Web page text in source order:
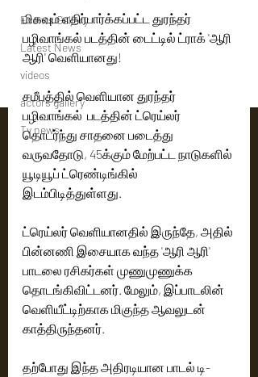
Events Gallery
Latest News
videos
actors gallery
Tv news
மிகவும் எதிர்பார்க்கப்பட்ட துரந்தர்
பழிவாங்கல் படத்தின் டைட்டில் ட்ராக் 'ஆரி
ஆரி' வெளியானது!
சமீபத்தில் வெளியான துரந்தர்
பழிவாங்கல்  படத்தின் ட்ரெய்லர்
தொடர்ந்து சாதனை படைத்து
வருவதோடு, 45க்கும் மேற்பட்ட நாடுகளில்
யூடியூப் ட்ரெண்டிங்கில்
இடம்பிடித்துள்ளது.
ட்ரெய்லர் வெளியானதில் இருந்தே, அதில்
பின்னணி இசையாக வந்த 'ஆரி ஆரி'
பாடலை ரசிகர்கள் முணுமுணுக்க
தொடங்கிவிட்டனர். மேலும், இப்பாடலின்
வெளியீட்டிற்காக மிகுந்த ஆவலுடன்
காத்திருந்தனர்.
தற்போது இந்த அதிரடியான பாடல் டி-